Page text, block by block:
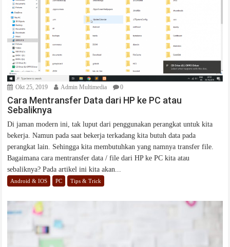
Okt 25, 2019 Admin Multimedia 0
Cara Mentransfer Data dari HP ke PC atau
Sebaliknya
Di jaman modern ini, tak luput dari penggunakan perangkat untuk kita
bekerja. Namun pada saat bekerja terkadang kita butuh data pada
perangkat lain. Sehingga kita membutuhkan yang namnya transfer file.
Bagaimana cara mentransfer data / file dari HP ke PC kita atau
sebaliknya? Pada artikel ini kita akan...
Android & IOS PC Tips & Trick